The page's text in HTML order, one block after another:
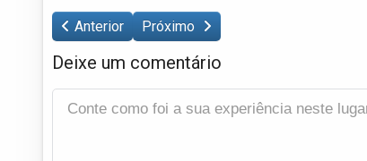
Anterior Próximo
Deixe um comentário